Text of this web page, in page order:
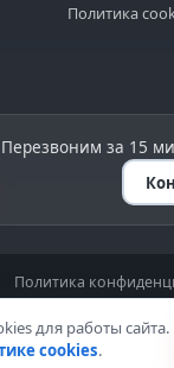
Политика
за 15
Политика
для работы сайта.
cookies.